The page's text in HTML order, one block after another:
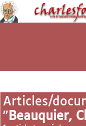
Articles/
" Beauquier,